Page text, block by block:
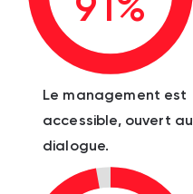
Le management est
accessible, ouvert au
dialogue.